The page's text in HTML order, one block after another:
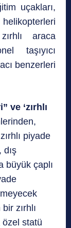
uçakları,
araca
taşıyıcı
benzerleri
ve ‘zırhlı
piyade
dış
büyük çaplı
zırhlı
özel statü